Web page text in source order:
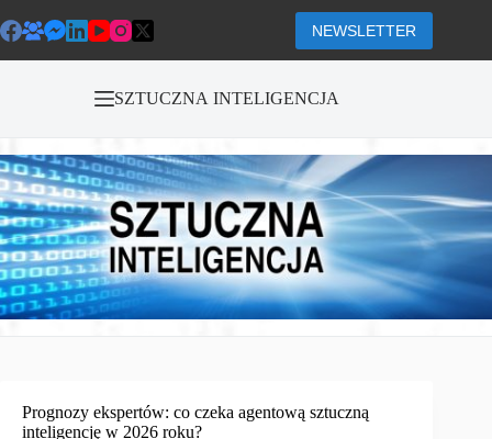
do
treści
NEWSLETTER
SZTUCZNA INTELIGENCJA
Prognozy ekspertów: co czeka agentową sztuczną
inteligencję w 2026 roku?